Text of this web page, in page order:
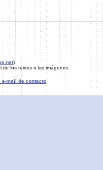
)
de los textos o las imágenes
mail de contacto